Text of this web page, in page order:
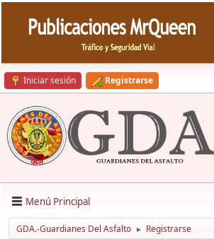
Iniciar sesión Registrarse
Menú Principal
GDA.-Guardianes Del Asfalto ► Registrarse